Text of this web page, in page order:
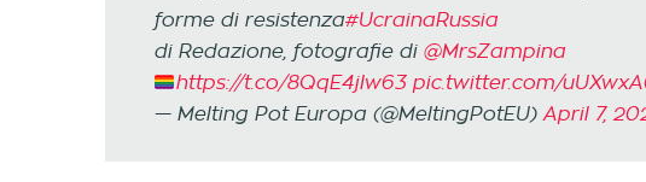
forme di resistenza#UcrainaRussia
di Redazione, fotografie di @MrsZampina
https://t.co/8QqE4jIw63 pic.twitter.com/
— Melting Pot Europa (@MeltingPotEU) April 7,